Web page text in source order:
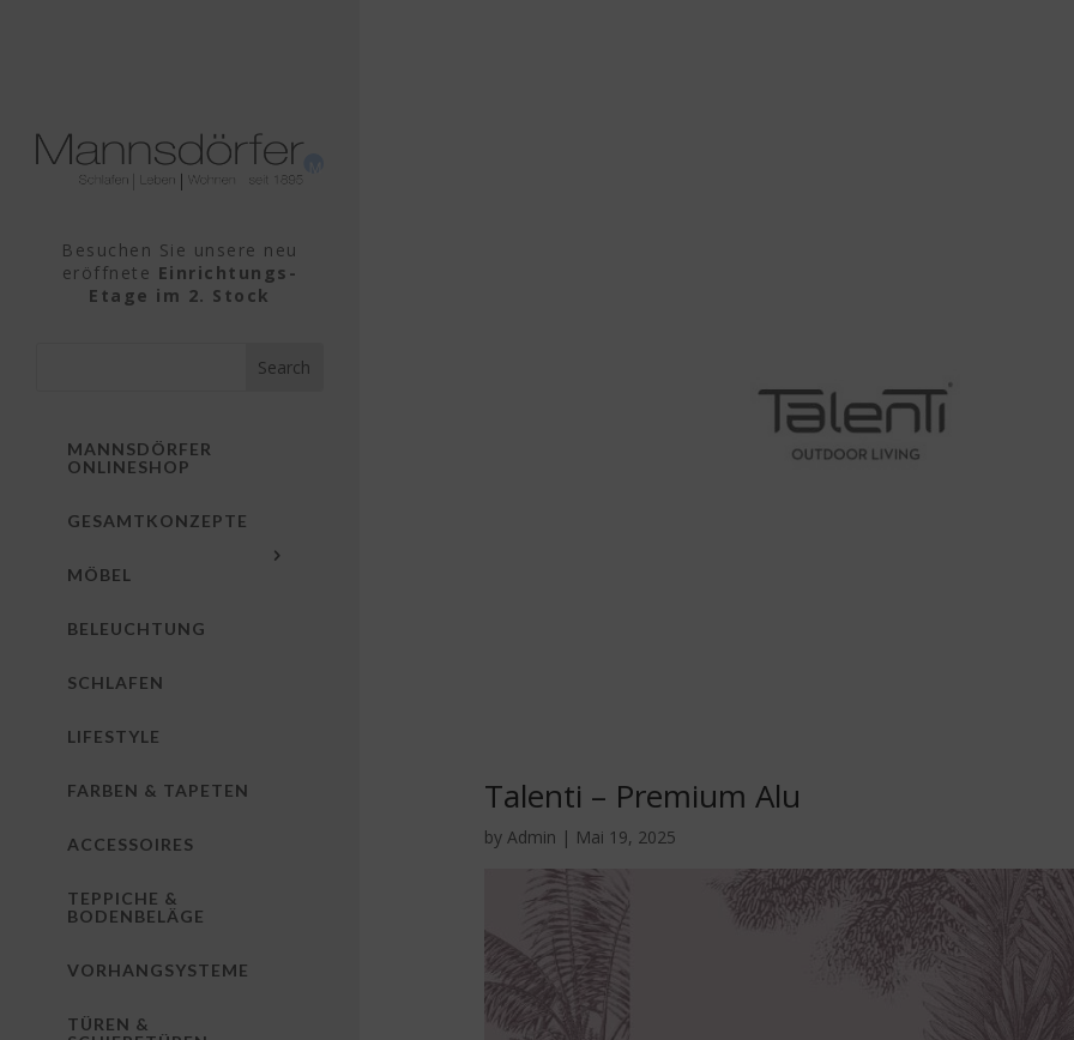
Besuchen Sie unsere neu
eröffnete Einrichtungs-
Etage im 2. Stock
MANNSDÖRFER
ONLINESHOP
GESAMTKONZEPTE
MÖBEL
BELEUCHTUNG
SCHLAFEN
LIFESTYLE
FARBEN & TAPETEN
ACCESSOIRES
TEPPICHE &
BODENBELÄGE
VORHANGSYSTEME
TÜREN &
Talenti – Premium Alu
byAdmin | Mai 19, 2025